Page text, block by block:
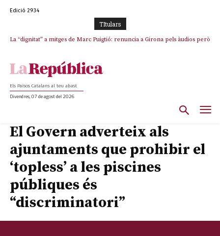
Edició 2934
TItulars
La “dignitat” a mitges de Marc Puigtió: renuncia a Girona pels àudios però
Els Països Catalans al teu abast
Divendres, 07 de agost del 2026
El Govern adverteix als
ajuntaments que prohibir el
‘topless’ a les piscines
públiques és
“discriminatori”